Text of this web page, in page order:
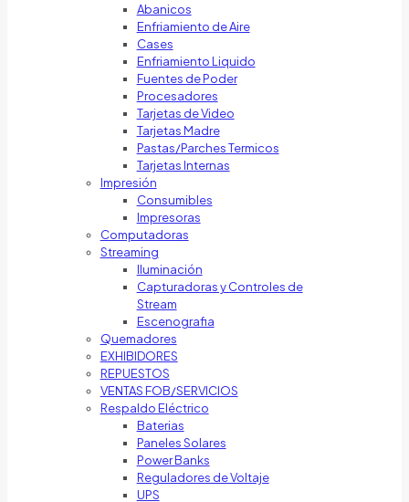
Abanicos
Enfriamiento de Aire
Cases
Enfriamiento Liquido
Fuentes de Poder
Procesadores
Tarjetas de Video
Tarjetas Madre
Pastas/Parches Termicos
Tarjetas Internas
Impresión
Consumibles
Impresoras
Computadoras
Streaming
Iluminación
Capturadoras y Controles de
Stream
Escenografia
Quemadores
EXHIBIDORES
REPUESTOS
VENTAS FOB/SERVICIOS
Respaldo Eléctrico
Baterias
Paneles Solares
Power Banks
Reguladores de Voltaje
UPS